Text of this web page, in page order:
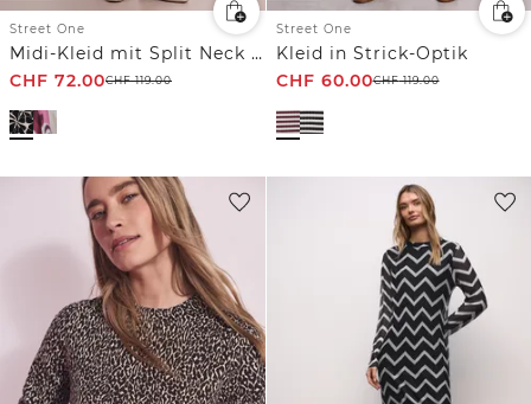
Street One
Midi-Kleid mit Split Neck im Ethno-Look
CHF 72.00CHF119.00
Street One
Kleid in Strick-Optik
CHF 60.00CHF119.00